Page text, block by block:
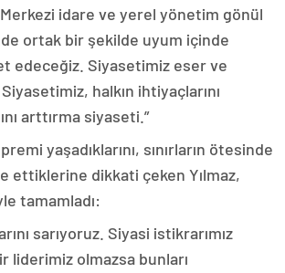
Merkezi idare ve yerel yönetim gönül
ortak bir şekilde uyum içinde
edeceğiz. Siyasetimiz eser ve
halkın ihtiyaçlarını
arttırma siyaseti.”
yaşadıklarını, sınırların ötesinde
ettiklerine dikkati çeken Yılmaz,
tamamladı:
sarıyoruz. Siyasi istikrarımız
liderimiz olmazsa bunları